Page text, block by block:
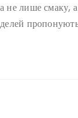
не лише